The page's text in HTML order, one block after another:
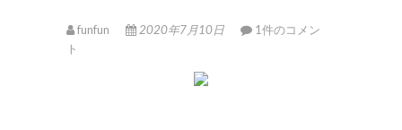
funfun 2020年7月10日
1件のコメン
ト